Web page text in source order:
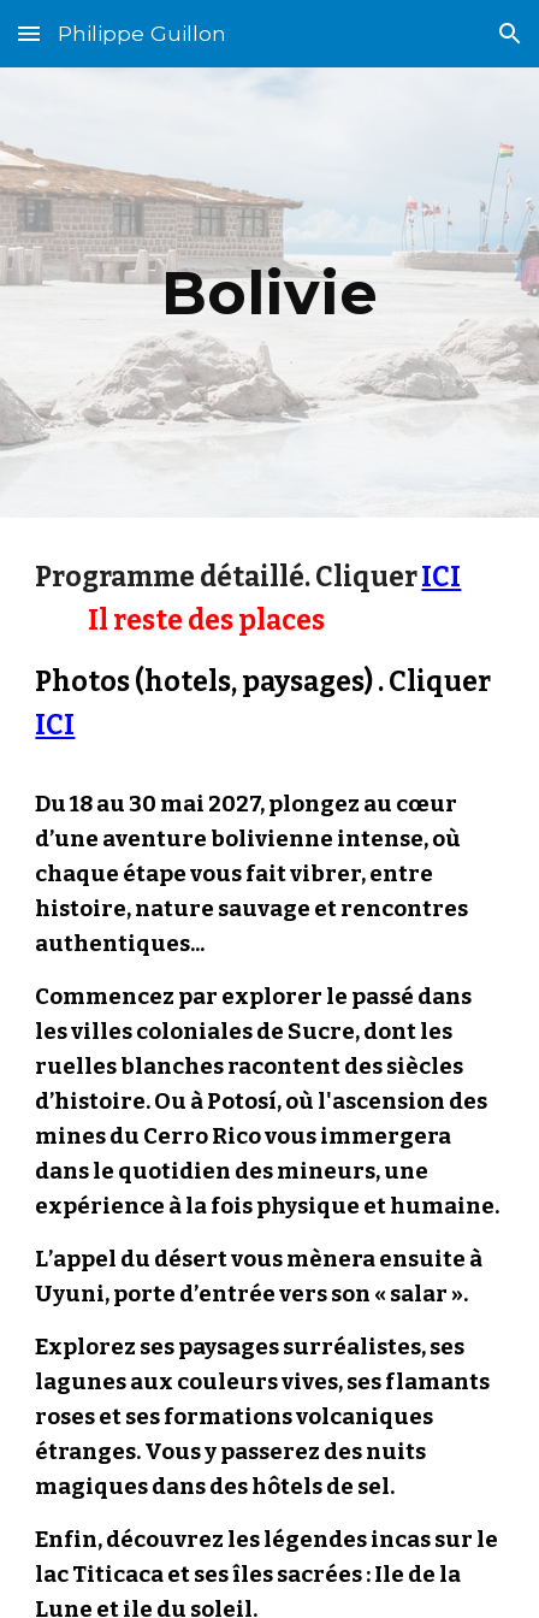
Skip to main content Skip to navigation
Philippe Guillon
Bolivie
Programme détaillé. CliquerICI
Il reste des places
Photos (hotels, paysages) . Cliquer
ICI
Du 18 au 30 mai 2027, plongez au cœur
d’une aventure bolivienne intense, où
chaque étape vous fait vibrer, entre
histoire, nature sauvage et rencontres
authentiques...
Commencez par explorer le passé dans
les villes coloniales de Sucre, dont les
ruelles blanches racontent des siècles
d’histoire. Ou à Potosí, où l'ascension des
mines du Cerro Rico vous immergera
dans le quotidien des mineurs, une
expérience à la fois physique et humaine.
L’appel du désert vous mènera ensuite à
Uyuni, porte d’entrée vers son « salar ».
Explorez ses paysages surréalistes, ses
lagunes aux couleurs vives, ses flamants
roses et ses formations volcaniques
étranges. Vous y passerez des nuits
magiques dans des hôtels de sel.
Enfin, découvrez les légendes incas sur le
lac Titicaca et ses îles sacrées : Ile de la
Lune et ile du soleil.